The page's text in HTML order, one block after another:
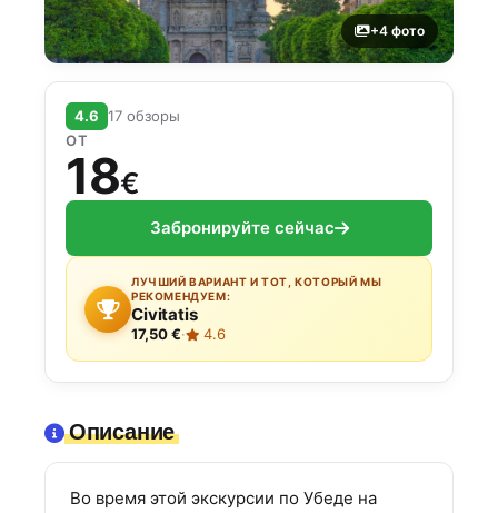
+4 фото
4.6 17 обзоры
ОТ
18€
Забронируйте сейчас
ЛУЧШИЙ ВАРИАНТ И ТОТ, КОТОРЫЙ МЫ
РЕКОМЕНДУЕМ:
Civitatis
17,50 €· 4.6
Описание
Во время этой экскурсии по Убеде на